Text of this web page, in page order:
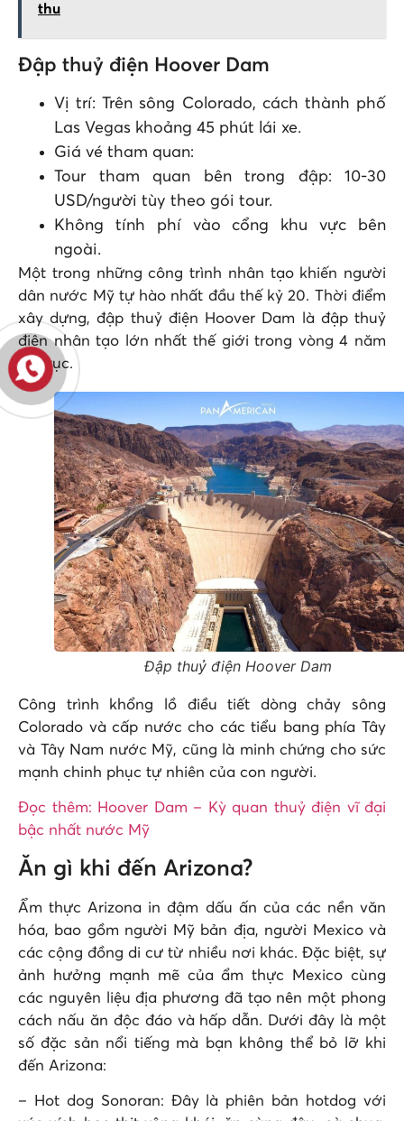
thu
Đập thuỷ điện Hoover Dam
Vị trí: Trên sông Colorado, cách thành phố
Las Vegas khoảng 45 phút lái xe.
Giá vé tham quan:
Tour tham quan bên trong đập: 10-30
USD/người tùy theo gói tour.
Không tính phí vào cổng khu vực bên
ngoài.
Một trong những công trình nhân tạo khiến người
dân nước Mỹ tự hào nhất đầu thế kỷ 20. Thời điểm
xây dựng, đập thuỷ điện Hoover Dam là đập thuỷ
điện nhân tạo lớn nhất thế giới trong vòng 4 năm
liên tục.
Đập thuỷ điện Hoover Dam
Công trình khổng lồ điều tiết dòng chảy sông
Colorado và cấp nước cho các tiểu bang phía Tây
và Tây Nam nước Mỹ, cũng là minh chứng cho sức
mạnh chinh phục tự nhiên của con người.
Đọc thêm: Hoover Dam – Kỳ quan thuỷ điện vĩ đại
bậc nhất nước Mỹ
Ăn gì khi đến Arizona?
Ẩm thực Arizona in đậm dấu ấn của các nền văn
hóa, bao gồm người Mỹ bản địa, người Mexico và
các cộng đồng di cư từ nhiều nơi khác. Đặc biệt, sự
ảnh hưởng mạnh mẽ của ẩm thực Mexico cùng
các nguyên liệu địa phương đã tạo nên một phong
cách nấu ăn độc đáo và hấp dẫn. Dưới đây là một
số đặc sản nổi tiếng mà bạn không thể bỏ lỡ khi
đến Arizona:
– Hot dog Sonoran: Đây là phiên bản hotdog với